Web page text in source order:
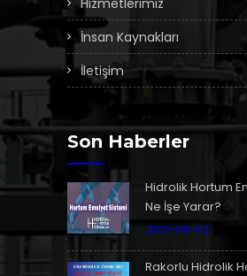
Hizmetlerimiz
İnsan Kaynakları
İletişim
Son Haberler
Hidrolik Hortum
Ne İşe Yarar?
2021-09-03
Rakorlu Hidrolik